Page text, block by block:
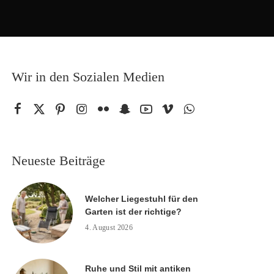
Wir in den Sozialen Medien
Neueste Beiträge
Welcher Liegestuhl für den
Garten ist der richtige?
4. August 2026
Ruhe und Stil mit antiken